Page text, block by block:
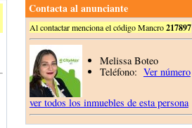
Contacta al anunciante
Al contactar menciona el código Mancro217897
Melissa Boteo
Teléfono: Ver número
ver todos los inmuebles de esta persona